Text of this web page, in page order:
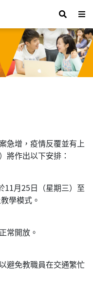
急增，疫情反覆並有上
將作出以下安排：
11月25日（星期三）至
學模式。
常開放。
避免教職員在交通繁忙